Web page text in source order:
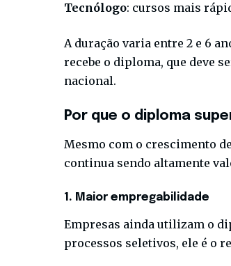
Tecnólogo: cursos mais
A duração varia entre 2 e 6
recebe o diploma, que deve
nacional.
Por que o diploma
Mesmo com o crescimento
continua sendo altamente
1. Maior empregabilidade
Empresas ainda utilizam o
processos seletivos, ele é o